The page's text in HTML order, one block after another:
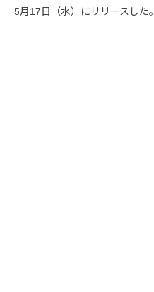
5月17日（水）にリリースした。